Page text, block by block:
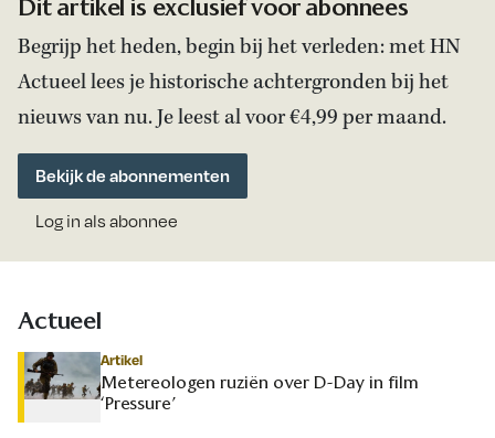
Dit artikel is exclusief voor abonnees
Begrijp het heden, begin bij het verleden: met HN
Actueel lees je historische achtergronden bij het
nieuws van nu. Je leest al voor €4,99 per maand.
Bekijk de abonnementen
Log in als abonnee
Actueel
Artikel
Metereologen ruziën over D-Day in film
‘Pressure’